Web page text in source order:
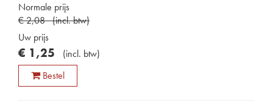
Normale prijs
€2,08 (incl. btw)
Uw prijs
€ 1,25 (incl. btw)
Bestel